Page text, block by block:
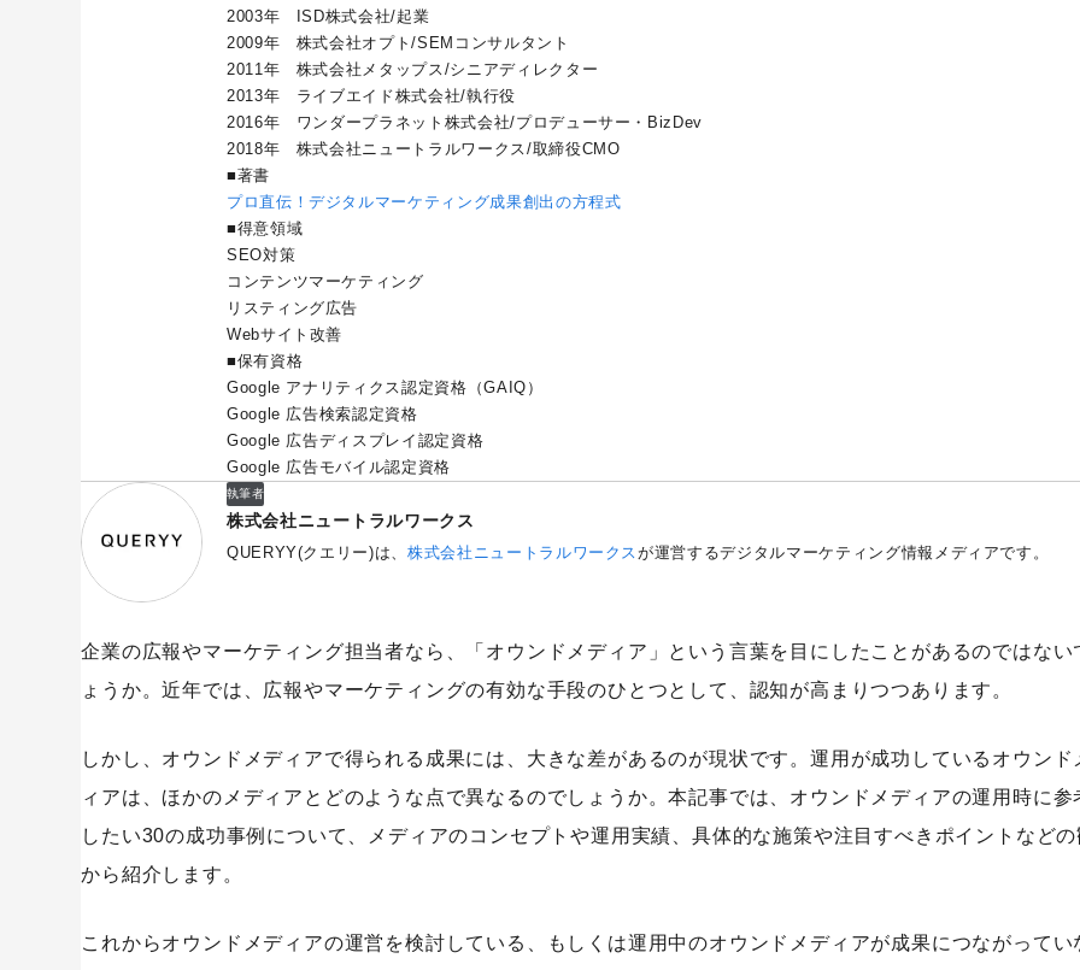
2003年 ISD株式会社/起業
2009年 株式会社オプト/SEMコンサルタント
2011年 株式会社メタップス/シニアディレクター
2013年 ライブエイド株式会社/執行役
2016年 ワンダープラネット株式会社/プロデューサー・BizDev
2018年 株式会社ニュートラルワークス/取締役CMO
■著書
プロ直伝！デジタルマーケティング成果創出の方程式
■得意領域
SEO対策
コンテンツマーケティング
リスティング広告
Webサイト改善
■保有資格
Google アナリティクス認定資格（GAIQ）
Google 広告検索認定資格
Google 広告ディスプレイ認定資格
Google 広告モバイル認定資格
執筆者
株式会社ニュートラルワークス
QUERYY(クエリー)は、株式会社ニュートラルワークスが運営するデジタルマーケティング情報メディアです。
企業の広報やマーケティング担当者なら、「オウンドメディア」という言葉を目にしたことがあるのではない
ょうか。近年では、広報やマーケティングの有効な手段のひとつとして、認知が高まりつつあります。
しかし、オウンドメディアで得られる成果には、大きな差があるのが現状です。運用が成功しているオウンド
ィアは、ほかのメディアとどのような点で異なるのでしょうか。本記事では、オウンドメディアの運用時に参
したい30の成功事例について、メディアのコンセプトや運用実績、具体的な施策や注目すべきポイントなど
から紹介します。
これからオウンドメディアの運営を検討している、もしくは運用中のオウンドメディアが成果につながってい